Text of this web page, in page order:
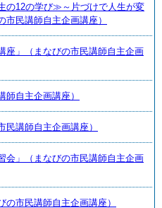
の12の学び≫～片づけで人生が変
民講師自主企画講座）
座」（まなびの市民講師自主企画
師自主企画講座）
民講師自主企画講座）
会」（まなびの市民講師自主企画
の市民講師自主企画講座）